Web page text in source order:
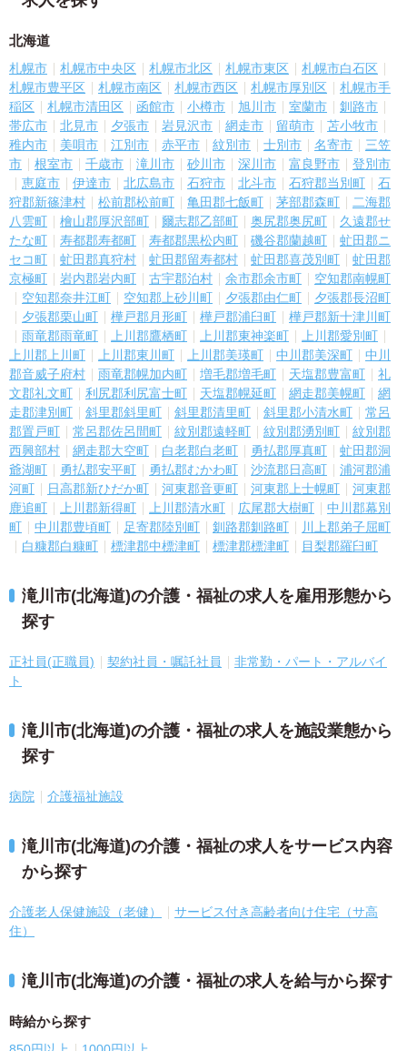
北海道
札幌市 札幌市中央区 札幌市北区 札幌市東区
札幌市白石区
札幌市豊平区
札幌市南区 札幌市西区 札幌市厚別区
札幌市手
稲区
札幌市清田区 函館市 小樽市 旭川市 室蘭市
釧路市
帯広市
北見市 夕張市 岩見沢市 網走市 留萌市
苫小牧市
稚内市
美唄市 江別市 赤平市 紋別市 士別市 名寄市
三笠
市
根室市 千歳市 滝川市 砂川市 深川市 富良野市
登別市
恵庭市
伊達市 北広島市 石狩市 北斗市 石狩郡当別町
石
狩郡新篠津村
松前郡松前町 亀田郡七飯町 茅部郡森町
二海郡
八雲町
檜山郡厚沢部町 爾志郡乙部町 奥尻郡奥尻町
久遠郡せ
たな町
寿都郡寿都町 寿都郡黒松内町 磯谷郡蘭越町
虻田郡ニ
セコ町
虻田郡真狩村 虻田郡留寿都村 虻田郡喜茂別町
虻田郡
京極町
岩内郡岩内町 古宇郡泊村 余市郡余市町
空知郡南幌町
空知郡奈井江町
空知郡上砂川町 夕張郡由仁町
夕張郡長沼町
夕張郡栗山町
樺戸郡月形町 樺戸郡浦臼町
樺戸郡新十津川町
雨竜郡雨竜町
上川郡鷹栖町 上川郡東神楽町
上川郡愛別町
上川郡上川町
上川郡東川町 上川郡美瑛町 中川郡美深町
中川
郡音威子府村
雨竜郡幌加内町 増毛郡増毛町 天塩郡豊富町
礼
文郡礼文町
利尻郡利尻富士町 天塩郡幌延町 網走郡美幌町
網
走郡津別町
斜里郡斜里町 斜里郡清里町 斜里郡小清水町
常呂
郡置戸町
常呂郡佐呂間町 紋別郡遠軽町 紋別郡湧別町
紋別郡
西興部村
網走郡大空町 白老郡白老町 勇払郡厚真町
虻田郡洞
爺湖町
勇払郡安平町 勇払郡むかわ町 沙流郡日高町
浦河郡浦
河町
日高郡新ひだか町 河東郡音更町 河東郡上士幌町
河東郡
鹿追町
上川郡新得町 上川郡清水町 広尾郡大樹町
中川郡幕別
町
中川郡豊頃町 足寄郡陸別町 釧路郡釧路町
川上郡弟子屈町
白糠郡白糠町
標津郡中標津町 標津郡標津町 目梨郡羅臼町
滝川市(北海道)の介護・福祉の求人を雇用形態から
探す
正社員(正職員) 契約社員・嘱託社員
非常勤・パート・アルバイ
ト
滝川市(北海道)の介護・福祉の求人を施設業態から
探す
病院 介護福祉施設
滝川市(北海道)の介護・福祉の求人をサービス内容
から探す
介護老人保健施設（老健）
サービス付き高齢者向け住宅（サ高
住）
滝川市(北海道)の介護・福祉の求人を給与から探す
時給から探す